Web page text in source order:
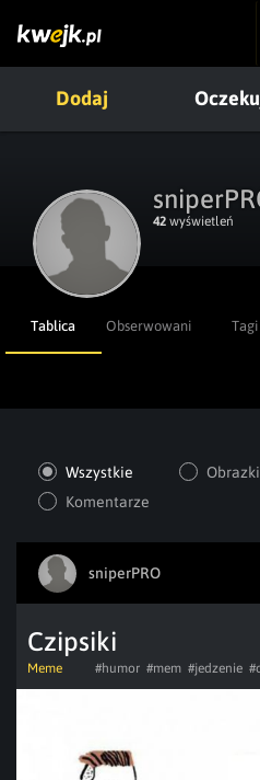
Dodaj
42 wyświetleń
Tablica Obserwowani Tagi
Wszystkie Obrazki
Komentarze
sniperPRO
Czipsiki
Meme #humor #mem #jedzenie